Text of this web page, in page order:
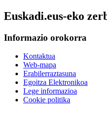
Euskadi.eus-eko
Informazio orokorra
Kontaktua
Web-mapa
Erabilerraztasuna
Egoitza Elektronikoa
Lege informazioa
Cookie politika